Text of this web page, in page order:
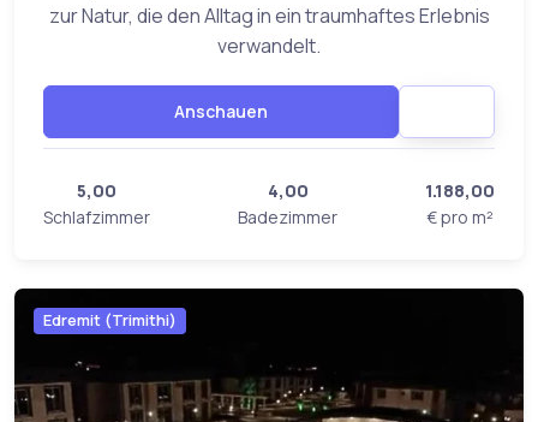
zur Natur, die den Alltag in ein traumhaftes Erlebnis
verwandelt.
Anschauen
5,00
Schlafzimmer
4,00
Badezimmer
1.188,00
€ pro m²
Edremit (Trimithi)